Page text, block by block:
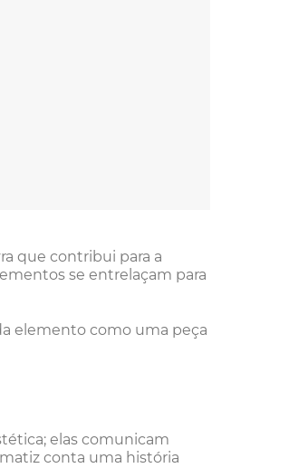
que contribui para a
se entrelaçam para
elemento como uma peça
elas comunicam
conta uma história